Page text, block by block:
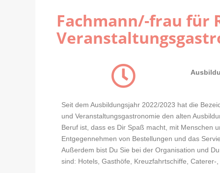
Fachmann/-frau für
Seit dem Ausbildungsjahr 2022/2023 hat die
und Veranstaltungsgastronomie den alten
Beruf ist, dass es Dir Spaß macht, mit Menschen
Entgegennehmen von Bestellungen und das
Außerdem bist Du Sie bei der Organisation und
sind: Hotels, Gasthöfe, Kreuzfahrtschiffe,